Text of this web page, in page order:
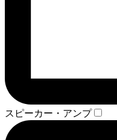
スピーカー・アンプ